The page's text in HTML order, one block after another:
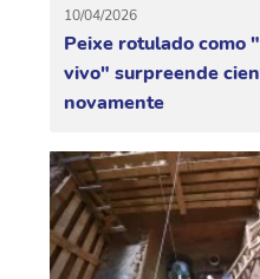
10/04/2026
Peixe rotulado como
vivo" surpreende
novamente